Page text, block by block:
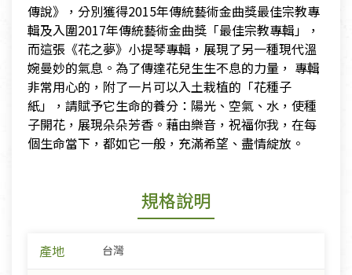
傳說》，分別獲得2015年傳統藝術金曲獎最佳宗教專
輯及入圍2017年傳統藝術金曲獎「最佳宗教專輯」，
而這張《花之夢》小提琴專輯，展現了另一種現代溫
婉曼妙的氣息。為了傳達花兒生生不息的力量， 專輯
非常用心的，附了一片可以入土栽植的「花種子
紙」，請賦予它生命的養分：陽光、空氣、水，使種
子開花，展現朵朵芳香。藉由樂音，祝福你我，在每
個生命當下，都如它一般，充滿希望、盡情綻放。
規格說明
產地 台灣